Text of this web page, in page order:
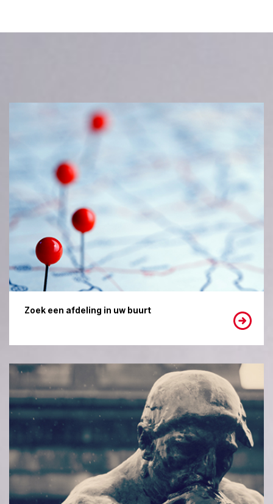
Zoek een afdeling in uw buurt